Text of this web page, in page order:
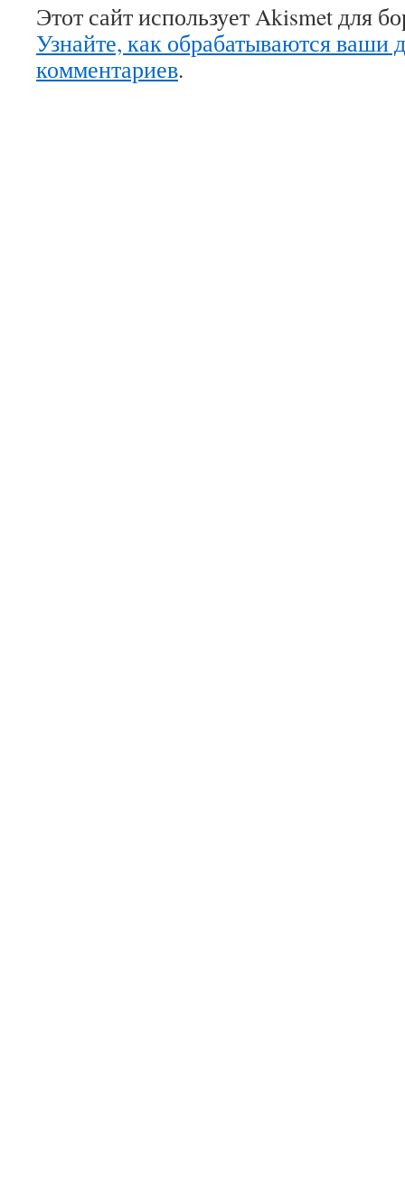
Этот сайт использует Akismet для
Узнайте, как обрабатываются ваши
комментариев.